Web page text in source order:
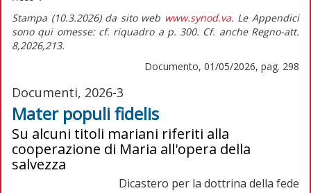
Stampa (10.3.2026) da sito web www.synod.va. Le Appendici
sono qui omesse: cf. riquadro a p. 300. Cf. anche Regno-att.
8,2026,213.
Documento, 01/05/2026, pag. 298
Documenti, 2026-3
Mater populi fidelis
Su alcuni titoli mariani riferiti alla
cooperazione di Maria all'opera della
salvezza
Dicastero per la dottrina della fede